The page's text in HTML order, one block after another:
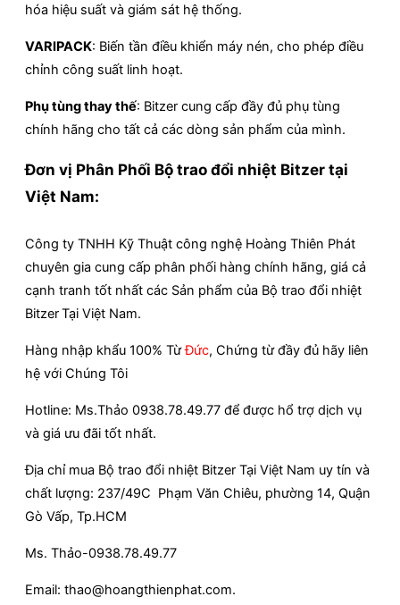
hóa hiệu suất và giám sát hệ thống.
VARIPACK: Biến tần điều khiển máy nén, cho phép điều
chỉnh công suất linh hoạt.
Phụ tùng thay thế: Bitzer cung cấp đầy đủ phụ tùng
chính hãng cho tất cả các dòng sản phẩm của mình.
Đơn vị Phân Phối Bộ trao đổi nhiệt Bitzer tại
Việt Nam:
Công ty TNHH Kỹ Thuật công nghệ Hoàng Thiên Phát
chuyên gia cung cấp phân phối hàng chính hãng, giá cả
cạnh tranh tốt nhất các Sản phẩm của Bộ trao đổi nhiệt
BitzerTại Việt Nam.
Hàng nhập khẩu 100% TừĐức, Chứng từ đầy đủ hãy liên
hệ với Chúng Tôi
Hotline: Ms.Thảo 0938.78.49.77 để được hổ trợ dịch vụ
và giá ưu đãi tốt nhất.
Địa chỉ mua Bộ trao đổi nhiệt Bitzer Tại Việt Nam uy tín và
chất lượng: 237/49C Phạm Văn Chiêu, phường 14, Quận
Gò Vấp, Tp.HCM
Ms. Thảo-0938.78.49.77
Email: thao@hoangthienphat.com.